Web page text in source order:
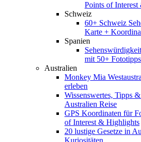
Points of
Schweiz
60+ Schweiz
Karte +
Spanien
mit 50+ Fototipps
Australien
Monkey Mia
erleben
Wissenswertes, Tipps
Australien Reise
GPS Koordinaten für
of Interest & Highlights
20 lustige Gesetze in
Kuriositäten